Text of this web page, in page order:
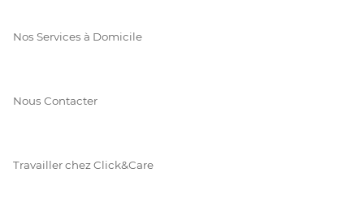
Nos Services à Domicile
Nous Contacter
Travailler chez Click&Care